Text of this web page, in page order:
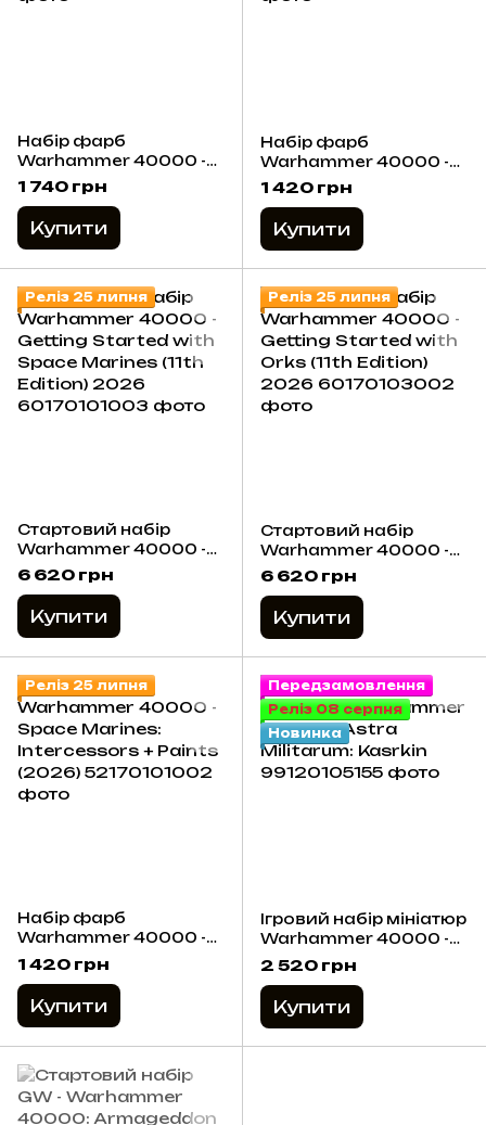
Набір фарб
Warhammer 40000 -
Paints + Tools Set
1 740 грн
Купити
Набір фарб
Warhammer 40000 -
Orks: Boyz + Paints
1 420 грн
Купити
Реліз 25 липня
Стартовий набір
Warhammer 40000 -
Getting Started with
Space Marines (11th
Edition) 2026
6 620 грн
Купити
Реліз 25 липня
Стартовий набір
Warhammer 40000 -
Getting Started with
Orks (11th Edition)
2026
6 620 грн
Купити
Реліз 25 липня
Набір фарб
Warhammer 40000 -
Space Marines:
Intercessors + Paints
(2026)
1 420 грн
Купити
Передзамовлення
Реліз 08 серпня
Новинка
Ігровий набір мініатюр
Warhammer 40000 -
Astra Militarum:
2 520 грн
Купити